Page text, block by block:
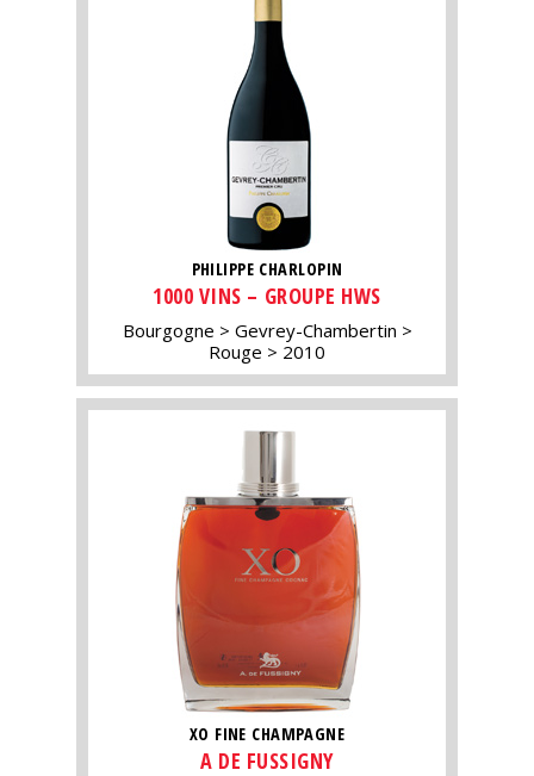
PHILIPPE CHARLOPIN
1000 VINS – GROUPE HWS
Bourgogne
Gevrey-Chambertin
Rouge
2010
XO FINE CHAMPAGNE
A DE FUSSIGNY